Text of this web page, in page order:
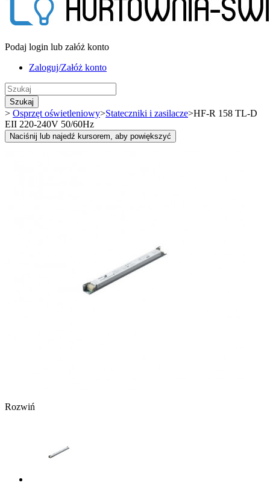
Podaj login lub załóż konto
Zaloguj/Załóż konto
Szukaj
> Osprzęt oświetleniowy>Stateczniki i zasilacze>HF-R 158 TL-D
EII 220-240V 50/60Hz
Naciśnij lub najedź kursorem, aby powiększyć
Rozwiń